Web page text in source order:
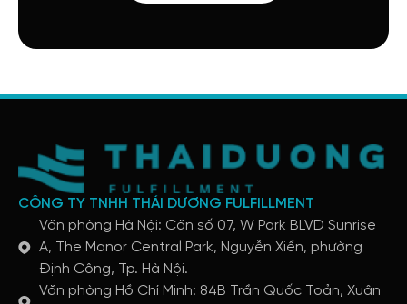
CÔNG TY TNHH THÁI DƯƠNG FULFILLMENT
Văn phòng Hà Nội: Căn số 07, W Park BLVD Sunrise
A, The Manor Central Park, Nguyễn Xiển, phường
Định Công, Tp. Hà Nội.
Văn phòng Hồ Chí Minh: 84B Trần Quốc Toản, Xuân